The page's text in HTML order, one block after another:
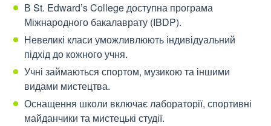
В St. Edward’s College доступна програма
Міжнародного бакалаврату (IBDP).
Невеликі класи уможливлюють індивідуальний
підхід до кожного учня.
Учні займаються спортом, музикою та іншими
видами мистецтва.
Оснащення школи включає лабораторії, спортивні
майданчики та мистецькі студії.